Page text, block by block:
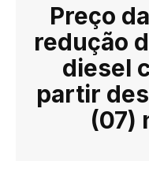
Preço
redução
diesel
partir
(07)